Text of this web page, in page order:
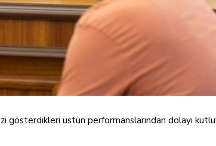
gösterdikleri üstün performanslarından dolayı